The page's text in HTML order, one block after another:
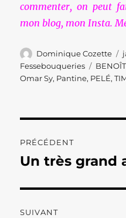
commenter, on peut
mon blog, mon Insta.
Auteur
Dominique Cozette
Fessebouqueries
Omar Sy, Pantine, PELÉ,
de
PRÉCÉDENT
Publication
Un très grand
SUIVANT